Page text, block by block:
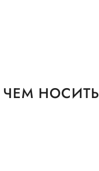
НОСИТЬ